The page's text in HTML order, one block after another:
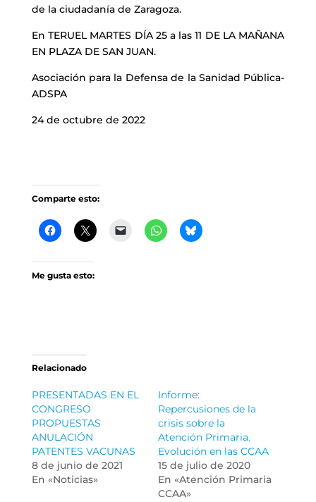
de la ciudadanía de Zaragoza.
En TERUEL MARTES DÍA 25 a las 11 DE LA MAÑANA
EN PLAZA DE SAN JUAN.
Asociación para la Defensa de la Sanidad Pública-
ADSPA
24 de octubre de 2022
Comparte esto:
Me gusta esto:
Relacionado
PRESENTADAS EN EL
CONGRESO
PROPUESTAS
ANULACIÓN
PATENTES VACUNAS
8 de junio de 2021
En «Noticias»
Informe:
Repercusiones de la
crisis sobre la
Atención Primaria.
Evolución en las CCAA
15 de julio de 2020
En «Atención Primaria
CCAA»